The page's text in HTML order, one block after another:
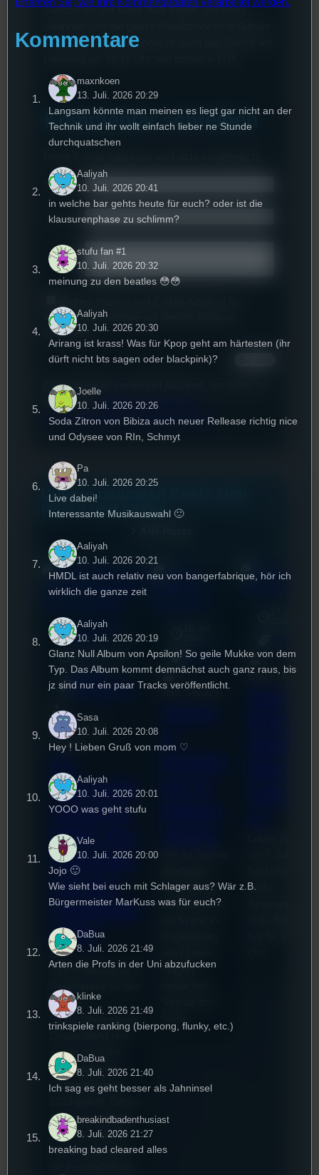
Geschichte der Band “Milli Vanilli” und eines
versetzte. Ansehen könnt ihr euch das Ganze am
Kommentar schreiben
Name*
Email*
Text*
weitere Kommentare auf diesem Browser
speichern.
Diese Website verwendet Akismet, um Spam zu
reduzieren.Erfahren Sie, wie Ihre
Kommentardaten verarbeitet werden.
Unsere neuesten Posts zum
Hören und Lesen
mic Rund um die
U(h)R
3. August 2026
Festivals ,
Interview, Kultur
Sao-Mai Sol
Nguyen
Stummfil
mwoche
2026: Ein
Interview
mit der
Festivalle
iterin
Die
Stummfilmwoche in
älteste
Stummfilmfestivals
wurde auch mit
dem deutschen
Stummfilmpreis
Sommer geht das
Festival in die 44.
Runde und Nicole,
Allgemein
Tom Sawitzki
entstanden?
Und wie sieht
Fragen
Bilal El Kasmi
Stufu
Kommentare
maxnkoen
13. Juli. 2026 20:29
Langsam könnte man meinen es liegt gar nicht an der
Technik und ihr wollt einfach lieber ne Stunde
durchquatschen
Aaliyah
10. Juli. 2026 20:41
in welche bar gehts heute für euch? oder ist die
klausurenphase zu schlimm?
stufu fan #1
10. Juli. 2026 20:32
meinung zu den beatles 😳😳
Aaliyah
10. Juli. 2026 20:30
Arirang ist krass! Was für Kpop geht am härtesten (ihr
dürft nicht bts sagen oder blackpink)?
Joelle
10. Juli. 2026 20:26
Soda Zitron von Bibiza auch neuer Rellease richtig nice
und Odysee von RIn, Schmyt
Pa
10. Juli. 2026 20:25
Live dabei!
Interessante Musikauswahl 🙂
Aaliyah
10. Juli. 2026 20:21
HMDL ist auch relativ neu von bangerfabrique, hör ich
wirklich die ganze zeit
Aaliyah
10. Juli. 2026 20:19
Glanz Null Album von Apsilon! So geile Mukke von dem
Typ. Das Album kommt demnächst auch ganz raus, bis
jz sind nur ein paar Tracks veröffentlicht.
Sasa
10. Juli. 2026 20:08
Hey ! Lieben Gruß von mom ♡
Aaliyah
10. Juli. 2026 20:01
YOOO was geht stufu
Vale
10. Juli. 2026 20:00
Jojo 🙂
Wie sieht bei euch mit Schlager aus? Wär z.B.
Bürgermeister MarKuss was für euch?
DaBua
8. Juli. 2026 21:49
Arten die Profs in der Uni abzufucken
klinke
8. Juli. 2026 21:49
trinkspiele ranking (bierpong, flunky, etc.)
DaBua
8. Juli. 2026 21:40
Ich sag es geht besser als Jahninsel
breakindbadenthusiast
8. Juli. 2026 21:27
breaking bad cleared alles